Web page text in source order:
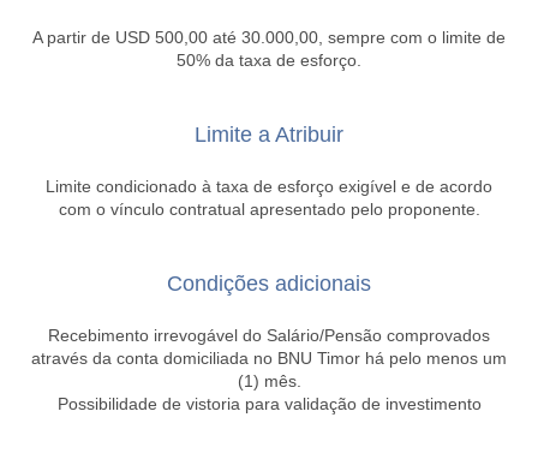
A partir de USD 500,00 até 30.000,00, sempre com o limite de
50% da taxa de esforço.
Limite a Atribuir
Limite condicionado à taxa de esforço exigível e de acordo
com o vínculo contratual apresentado pelo proponente.
Condições adicionais
Recebimento irrevogável do Salário/Pensão comprovados
através da conta domiciliada no BNU Timor há pelo menos um
(1) mês.
Possibilidade de vistoria para validação de investimento